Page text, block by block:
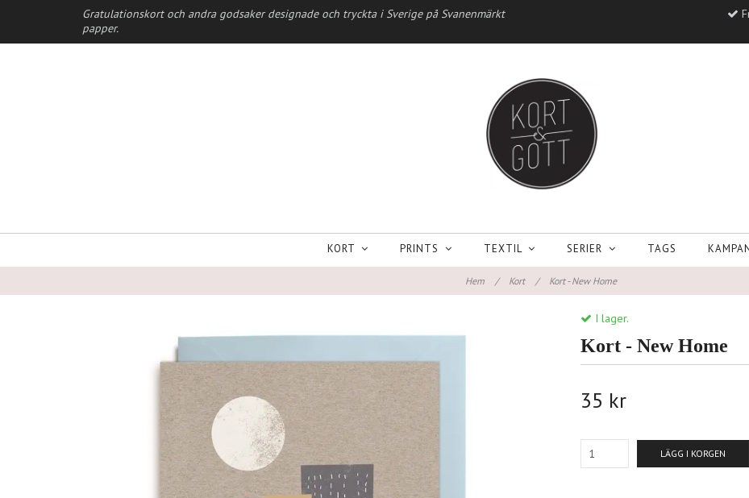
Gratulationskort och andra godsaker designade och tryckta i Sverige på Svanenmärkt
papper.
KORT PRINTS TEXTIL SERIER TAGS
Hem / Kort / Kort - New Home
I lager.
Kort - New Home
35 kr
LÄGG I KORGEN